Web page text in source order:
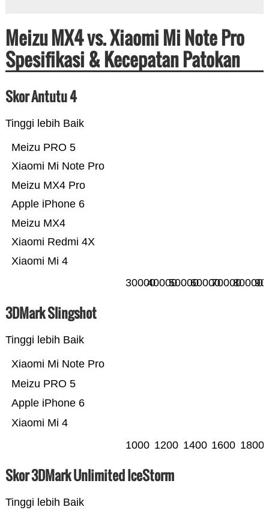
Meizu MX4 vs. Xiaomi Mi Note Pro
Spesifikasi & Kecepatan Patokan
Skor Antutu 4
Tinggi lebih Baik
Xiaomi Mi 4
Xiaomi Redmi 4X
Meizu MX4
Apple iPhone 6
Meizu MX4 Pro
Xiaomi Mi Note Pro
Meizu PRO 5
300004000050000600007000080000
3DMark Slingshot
Tinggi lebih Baik
Xiaomi Mi 4
Apple iPhone 6
Meizu PRO 5
Xiaomi Mi Note Pro
1000 1200 1400 1600 1800
Skor 3DMark Unlimited IceStorm
Tinggi lebih Baik